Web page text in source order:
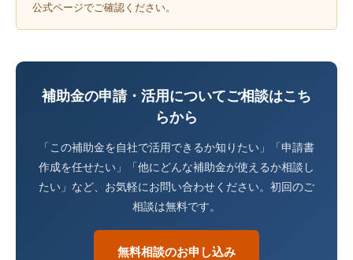
公式ページでご確認ください。
補助金の申請・活用についてご相談はこち
らから
「この補助金を自社で活用できるか知りたい」「申請書
作成を任せたい」「他にどんな補助金が使えるか相談し
たい」など、お気軽にお問い合わせください。初回のご
相談は無料です。
無料相談のお申し込み